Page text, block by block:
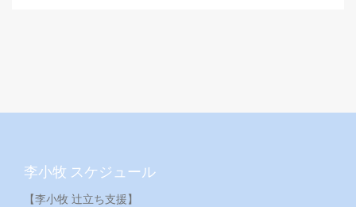
李小牧 スケジュール
【李小牧 辻立ち支援】